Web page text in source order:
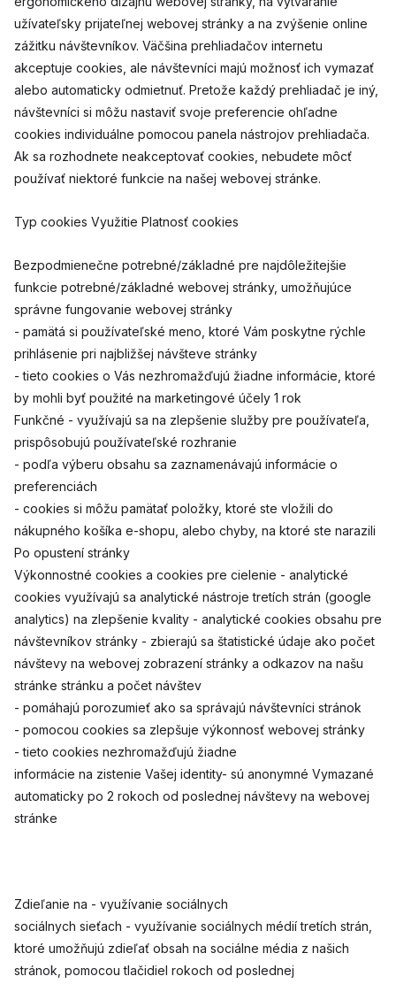
užívateľsky prijateľnej webovej stránky a na zvýšenie online
zážitku návštevníkov. Väčšina prehliadačov internetu
akceptuje cookies, ale návštevníci majú možnosť ich vymazať
alebo automaticky odmietnuť. Pretože každý prehliadač je iný,
návštevníci si môžu nastaviť svoje preferencie ohľadne
cookies individuálne pomocou panela nástrojov prehliadača.
Ak sa rozhodnete neakceptovať cookies, nebudete môcť
používať niektoré funkcie na našej webovej stránke.
Typ cookies Využitie Platnosť cookies
Bezpodmienečne potrebné/základné pre najdôležitejšie
funkcie potrebné/základné webovej stránky, umožňujúce
správne fungovanie webovej stránky
- pamätá si používateľské meno, ktoré Vám poskytne rýchle
prihlásenie pri najbližšej návšteve stránky
- tieto cookies o Vás nezhromažďujú žiadne informácie, ktoré
by mohli byť použité na marketingové účely 1 rok
Funkčné - využívajú sa na zlepšenie služby pre používateľa,
prispôsobujú používateľské rozhranie
- podľa výberu obsahu sa zaznamenávajú informácie o
preferenciách
- cookies si môžu pamätať položky, ktoré ste vložili do
nákupného košíka e-shopu, alebo chyby, na ktoré ste narazili
Po opustení stránky
Výkonnostné cookies a cookies pre cielenie - analytické
cookies využívajú sa analytické nástroje tretích strán (google
analytics) na zlepšenie kvality - analytické cookies obsahu pre
návštevníkov stránky - zbierajú sa štatistické údaje ako počet
návštevy na webovej zobrazení stránky a odkazov na našu
stránke stránku a počet návštev
- pomáhajú porozumieť ako sa správajú návštevníci stránok
- pomocou cookies sa zlepšuje výkonnosť webovej stránky
- tieto cookies nezhromažďujú žiadne
informácie na zistenie Vašej identity- sú anonymné Vymazané
automaticky po 2 rokoch od poslednej návštevy na webovej
stránke
Zdieľanie na - využívanie sociálnych
sociálnych sieťach - využívanie sociálnych médií tretích strán,
ktoré umožňujú zdieľať obsah na sociálne média z našich
stránok, pomocou tlačidiel rokoch od poslednej